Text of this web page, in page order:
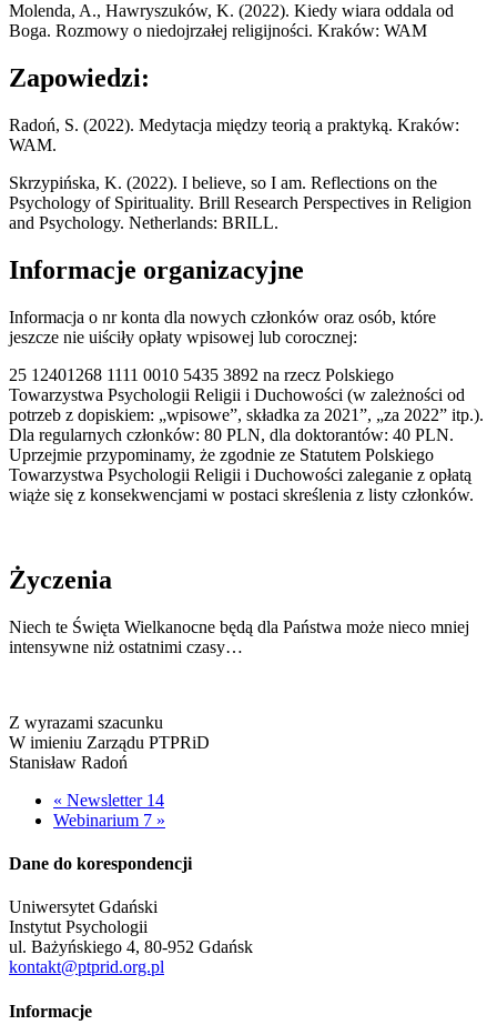
Molenda, A., Hawryszuków, K. (2022). Kiedy wiara oddala od
Boga. Rozmowy o niedojrzałej religijności. Kraków: WAM
Zapowiedzi:
Radoń, S. (2022). Medytacja między teorią a praktyką. Kraków:
WAM.
Skrzypińska, K. (2022). I believe, so I am. Reflections on the
Psychology of Spirituality. Brill Research Perspectives in Religion
and Psychology. Netherlands: BRILL.
Informacje organizacyjne
Informacja o nr konta dla nowych członków oraz osób, które
jeszcze nie uiściły opłaty wpisowej lub corocznej:
25 12401268 1111 0010 5435 3892 na rzecz Polskiego
Towarzystwa Psychologii Religii i Duchowości (w zależności od
potrzeb z dopiskiem: „wpisowe”, składka za 2021”, „za 2022” itp.).
Dla regularnych członków: 80 PLN, dla doktorantów: 40 PLN.
Uprzejmie przypominamy, że zgodnie ze Statutem Polskiego
Towarzystwa Psychologii Religii i Duchowości zaleganie z opłatą
wiąże się z konsekwencjami w postaci skreślenia z listy członków.
Życzenia
Niech te Święta Wielkanocne będą dla Państwa może nieco mniej
intensywne niż ostatnimi czasy…
Z wyrazami szacunku
W imieniu Zarządu PTPRiD
Stanisław Radoń
« Newsletter 14
Webinarium 7 »
Dane do korespondencji
Uniwersytet Gdański
Instytut Psychologii
ul. Bażyńskiego 4, 80-952 Gdańsk
kontakt@ptprid.org.pl
Informacje